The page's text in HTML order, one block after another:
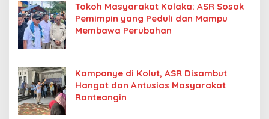
Tokoh Masyarakat Kolaka: ASR Sosok
Pemimpin yang Peduli dan Mampu
Membawa Perubahan
Kampanye di Kolut, ASR Disambut
Hangat dan Antusias Masyarakat
Ranteangin